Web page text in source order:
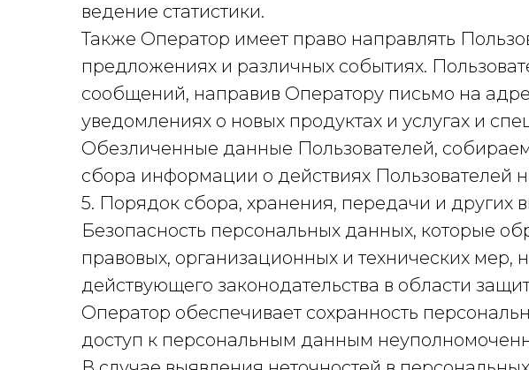
ведение статистики.
Также Оператор имеет право направлять
предложениях и различных событиях.
сообщений, направив Оператору письмо на
уведомлениях о новых продуктах и услугах и
Обезличенные данные Пользователей,
сбора информации о действиях Пользователей
5. Порядок сбора, хранения, передачи и других
Безопасность персональных данных, которые
правовых, организационных и технических
действующего законодательства в области
Оператор обеспечивает сохранность
доступ к персональным данным